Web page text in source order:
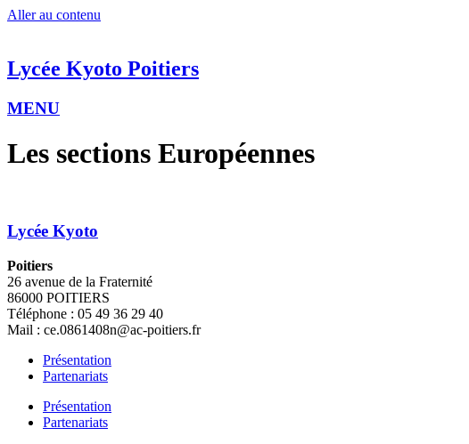
Aller au contenu
Lycée Kyoto Poitiers
MENU
Les sections Européennes
Lycée Kyoto
Poitiers
26 avenue de la Fraternité
86000 POITIERS
Téléphone : 05 49 36 29 40
Mail : ce.0861408n@ac-poitiers.fr
Présentation
Partenariats
Présentation
Partenariats